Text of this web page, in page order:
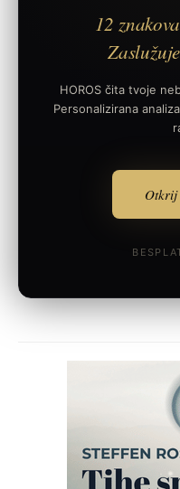
12
HOROS čita tvoje
Personalizirana